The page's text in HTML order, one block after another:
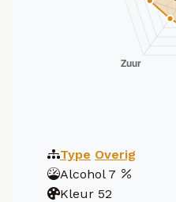
Type Overig
Alcohol 7
Kleur 52